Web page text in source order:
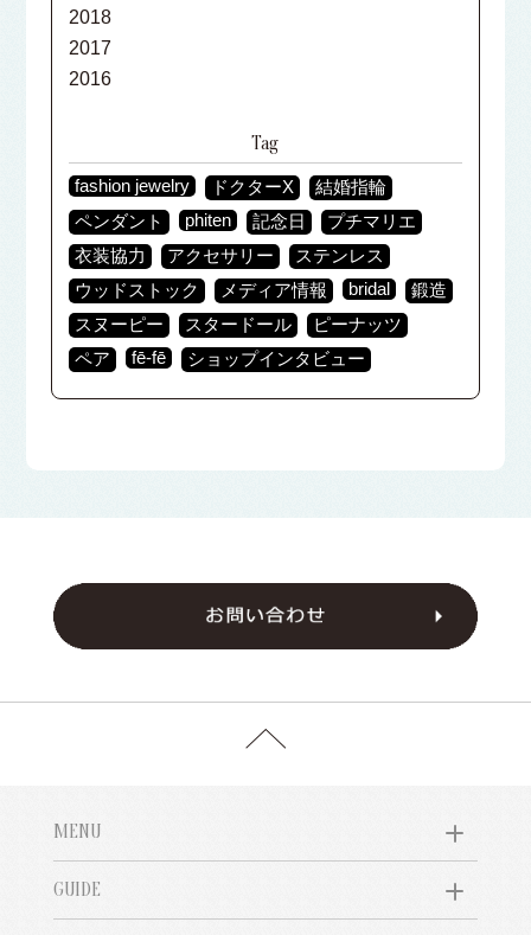
2018
2017
2016
Tag
fashion jewelry ドクターX
結婚指輪
ペンダント
phiten 記念日
プチマリエ
衣装協力
アクセサリー
ステンレス
ウッドストック
メディア情報 bridal
鍛造
スヌーピー
スタードール
ピーナッツ
ペア
fē-fē ショップインタビュー
MENU
GUIDE